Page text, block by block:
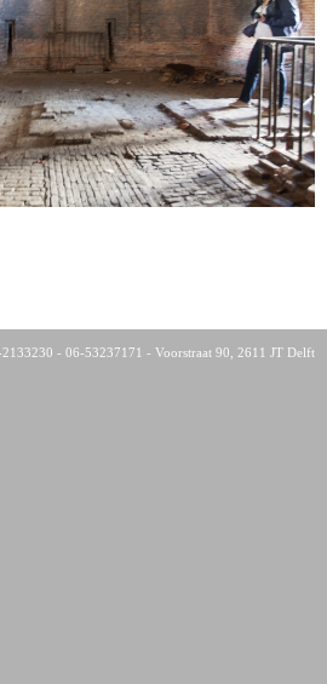
- 06-53237171 - Voorstraat 90, 2611 JT Delft